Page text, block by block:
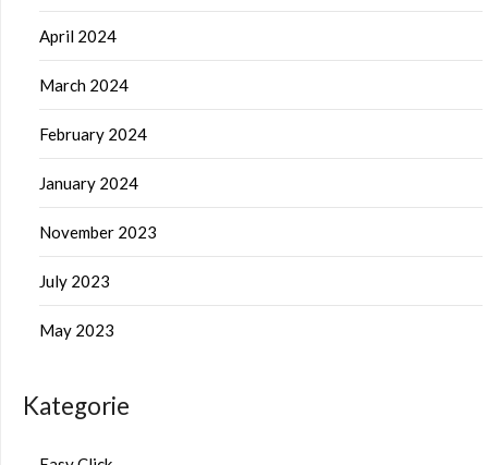
April 2024
March 2024
February 2024
January 2024
November 2023
July 2023
May 2023
Kategorie